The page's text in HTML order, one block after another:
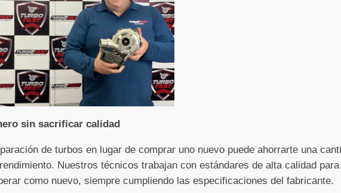
sin sacrificar calidad
de turbos en lugar de comprar uno nuevo puede ahorrarte una
Nuestros técnicos trabajan con estándares de alta calidad
como nuevo, siempre cumpliendo las especificaciones del fabricante.